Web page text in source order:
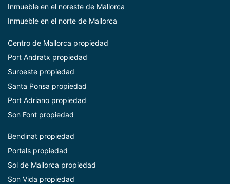
Inmueble en el noreste de Mallorca
Inmueble en el norte de Mallorca
Centro de Mallorca propiedad
Port Andratx propiedad
Suroeste propiedad
Santa Ponsa propiedad
Port Adriano propiedad
Son Font propiedad
Bendinat propiedad
Portals propiedad
Sol de Mallorca propiedad
Son Vida propiedad